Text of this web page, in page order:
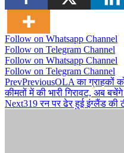
Follow on Whatsapp Channel
Follow on Telegram Channel
Follow on Whatsapp Channel
Follow on Telegram Channel
PrevPreviousOLA का ग्राहकों
कीमतों में की भारी गिरावट, अब
Next319 रन पर ढेर हुई इंग्लैंड की